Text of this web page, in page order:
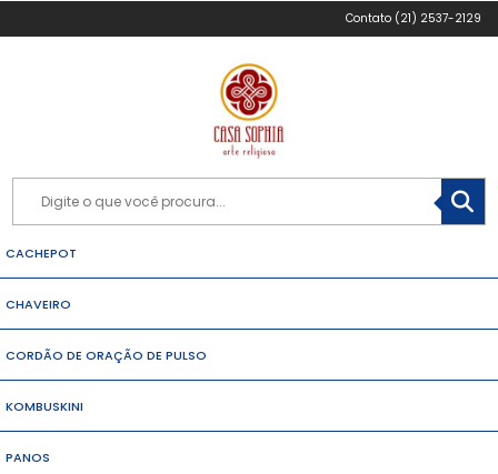
(21) 2537-2129
CACHEPOT
CHAVEIRO
CORDÃO DE ORAÇÃO DE PULSO
KOMBUSKINI
PANOS